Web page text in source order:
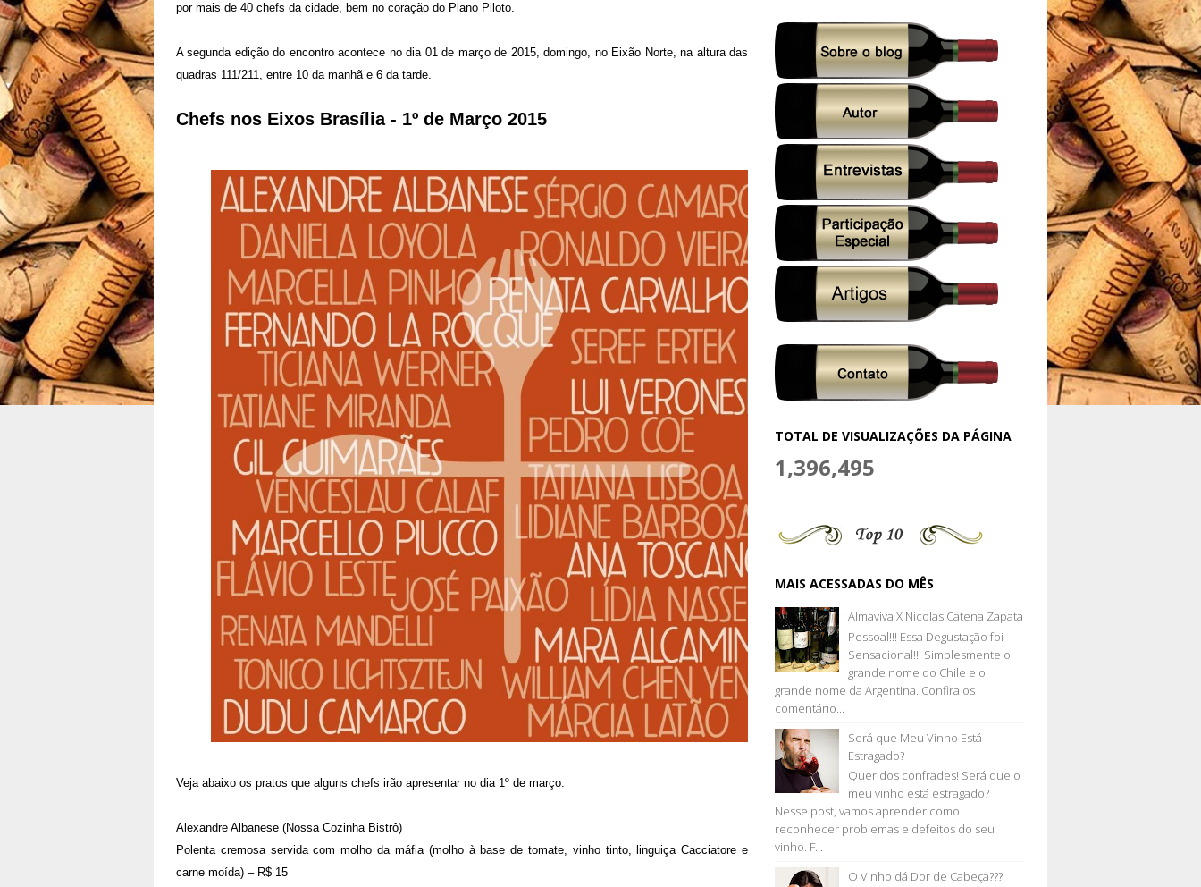
por mais de 40 chefs da cidade, bem no coração do Plano Piloto.
A segunda edição do encontro acontece no dia 01 de março de 2015, domingo, no Eixão Norte, na altura das
quadras 111/211, entre 10 da manhã e 6 da tarde.
Chefs nos Eixos Brasília - 1º de Março 2015
Veja abaixo os pratos que alguns chefs irão apresentar no dia 1º de março:
Alexandre Albanese (Nossa Cozinha Bistrô)
Polenta cremosa servida com molho da máfia (molho à base de tomate, vinho tinto, linguiça Cacciatore e
carne moída) – R$ 15
TOTAL DE VISUALIZAÇÕES DA PÁGINA
1,396,495
MAIS ACESSADAS DO MÊS
Almaviva X Nicolas Catena Zapata
Pessoal!!! Essa Degustação foi
Sensacional!!! Simplesmente o
grande nome do Chile e o
grande nome da Argentina. Confira os
comentário...
Será que Meu Vinho Está
Estragado?
Queridos confrades! Será que o
meu vinho está estragado?
Nesse post, vamos aprender como
reconhecer problemas e defeitos do seu
vinho. F...
O Vinho dá Dor de Cabeça???